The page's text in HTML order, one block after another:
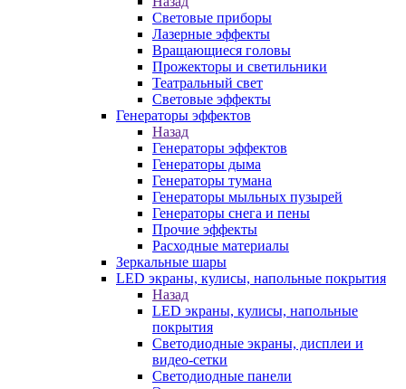
Световые приборы
Лазерные эффекты
Вращающиеся головы
Прожекторы и светильники
Театральный свет
Световые эффекты
Генераторы эффектов
Назад
Генераторы эффектов
Генераторы дыма
Генераторы тумана
Генераторы мыльных пузырей
Генераторы снега и пены
Прочие эффекты
Расходные материалы
Зеркальные шары
LED экраны, кулисы, напольные покрытия
Назад
LED экраны, кулисы, напольные
покрытия
Светодиодные экраны, дисплеи и
видео-сетки
Светодиодные панели